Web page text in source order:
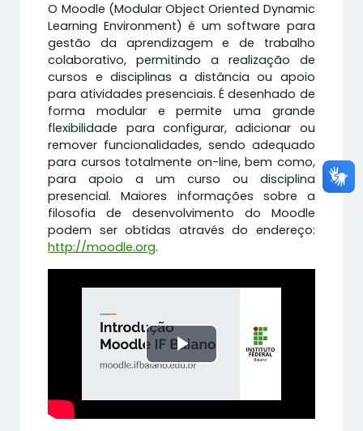
O Moodle (Modular Object Oriented Dynamic
Learning Environment) é um software para
gestão da aprendizagem e de trabalho
colaborativo, permitindo a realização de
cursos e disciplinas a distância ou apoio
para atividades presenciais. É desenhado de
forma modular e permite uma grande
flexibilidade para configurar, adicionar ou
remover funcionalidades, sendo adequado
para cursos totalmente on-line, bem como,
para apoio a um curso ou disciplina
presencial. Maiores informações sobre a
filosofia de desenvolvimento do Moodle
podem ser obtidas através do endereço:
http://moodle.org.
Tocar
Vídeo